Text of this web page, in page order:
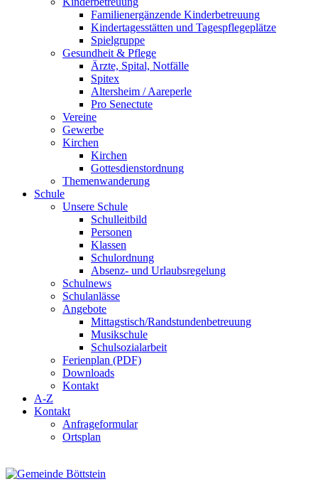
Familienergänzende Kinderbetreuung
Kindertagesstätten und Tagespflegeplätze
Spielgruppe
Gesundheit & Pflege
Ärzte, Spital, Notfälle
Spitex
Altersheim / Aareperle
Pro Senectute
Vereine
Gewerbe
Kirchen
Kirchen
Gottesdienstordnung
Themenwanderung
Schule
Unsere Schule
Schulleitbild
Personen
Klassen
Schulordnung
Absenz- und Urlaubsregelung
Schulnews
Schulanlässe
Angebote
Mittagstisch/Randstundenbetreuung
Musikschule
Schulsozialarbeit
Ferienplan (PDF)
Downloads
Kontakt
A-Z
Kontakt
Anfrageformular
Ortsplan